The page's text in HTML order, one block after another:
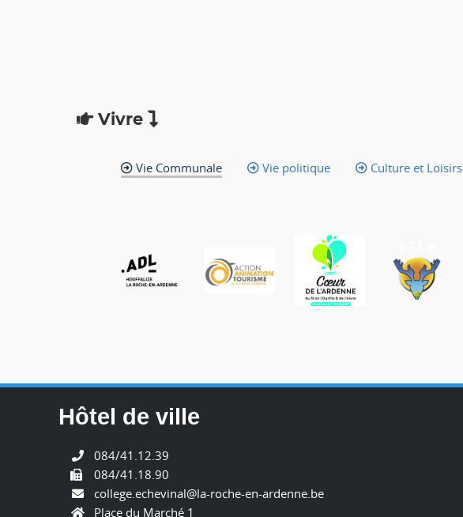
Vivre
Vie Communale Vie politique Culture et Loisirs
Hôtel de ville
084/41.12.39
084/41.18.90
college.echevinal@la-roche-en-ardenne.be
Place du Marché 1